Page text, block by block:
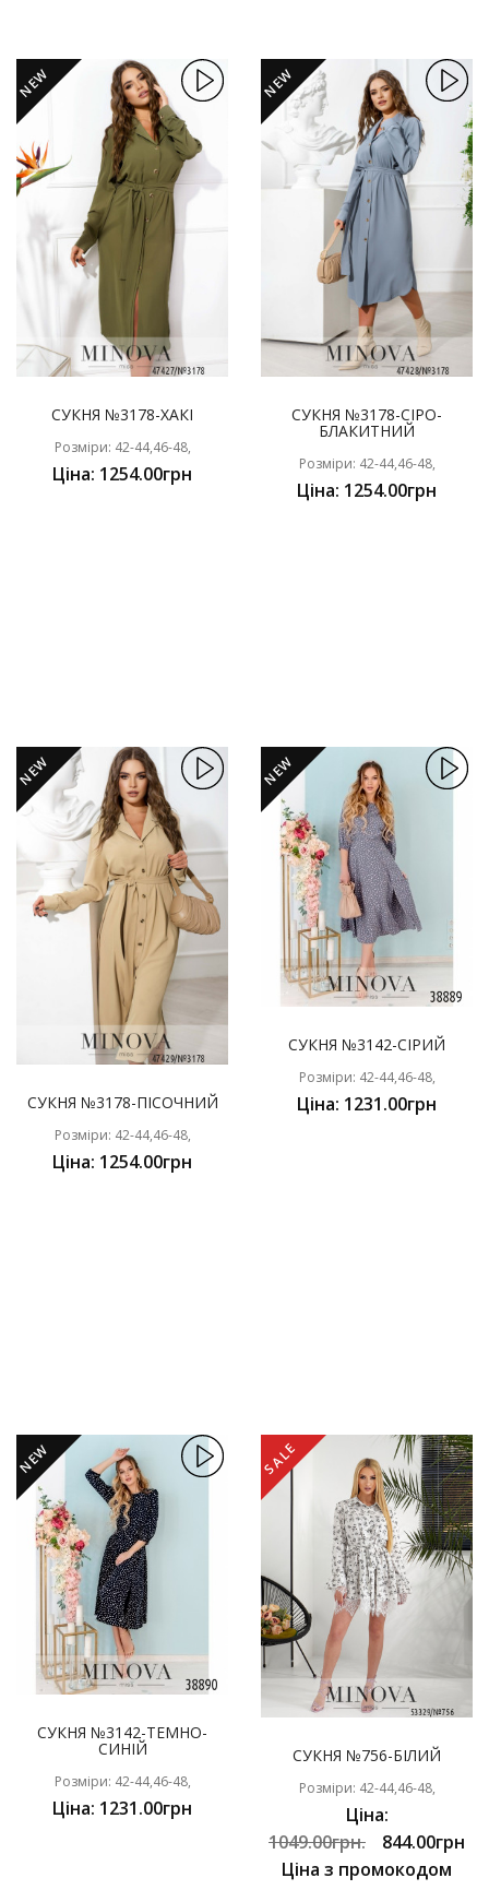
NEW
СУКНЯ №3178-ХАКІ
Розміри: 42-44,46-48,
Ціна: 1254.00грн
NEW
СУКНЯ №3178-СІРО-
БЛАКИТНИЙ
Розміри: 42-44,46-48,
Ціна: 1254.00грн
NEW
СУКНЯ №3178-ПІСОЧНИЙ
Розміри: 42-44,46-48,
Ціна: 1254.00грн
NEW
СУКНЯ №3142-СІРИЙ
Розміри: 42-44,46-48,
Ціна: 1231.00грн
NEW
СУКНЯ №3142-ТЕМНО-
СИНІЙ
Розміри: 42-44,46-48,
Ціна: 1231.00грн
SALE
СУКНЯ №756-БІЛИЙ
Розміри: 42-44,46-48,
Ціна:
1049.00грн.
844.00грн
Ціна з промокодом